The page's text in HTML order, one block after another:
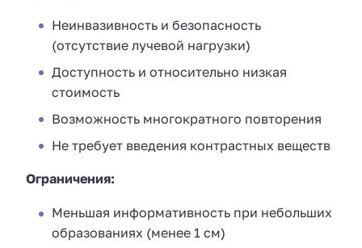
Неинвазивность и безопасность
(отсутствие лучевой нагрузки)
Доступность и относительно низкая
стоимость
Возможность многократного повторения
Не требует введения контрастных веществ
Ограничения:
Меньшая информативность при небольших
образованиях (менее 1 см)